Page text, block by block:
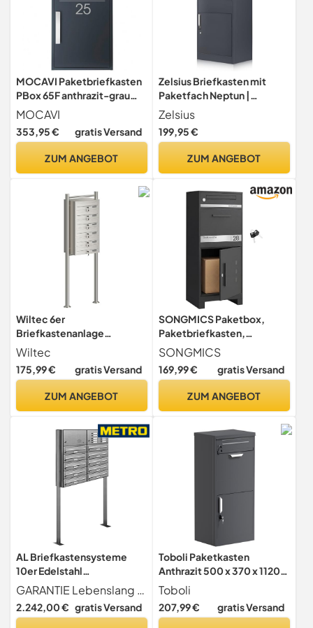
MOCAVI Paketbriefkasten
PBox 65F anthrazit-grau
matt mit Personalisierung
Name und Hausnummer
Design-Paketkasten
Standbriefkasten Paketbox
7016 freihstehend
MOCAVI
353,95 € gratis Versand
ZUM ANGEBOT
Zelsius Briefkasten mit
Paketfach Neptun |
pulverbeschichteter Stahl
mit Edelstahl Elementen |
RAL7016 Anthrazit |
Bodenmontage |
Paketbox, Parcel Box
Zelsius
199,95 €
ZUM ANGEBOT
Wiltec 6er
Briefkastenanlage
Edelstahl 556 x 270 x 1500
mm, Standbriefkasten mit 6
Fächern, Schlüssel und
Postkasten mit Ständer
Wiltec
175,99 € gratis Versand
ZUM ANGEBOT
SONGMICS Paketbox,
Paketbriefkasten,
Briefkasten mit Paketfach,
personalisiert,
lasergraviertes
Hausnummernschild,
2 Schlüssel, Stahl, schwarz
GMB091B02
SONGMICS
169,99 € gratis Versand
ZUM ANGEBOT
AL Briefkastensysteme
10er Edelstahl
Standbriefkasten mit
Klingel rostfrei als 10 Fach
Briefkastenanlage in
GARANTIE Lebenslang gegen Durchrostung Liefergarantie für Ersatzteile und Zubehör + entspricht Europäischer Postnorm DIN 13724
2.242,00 € gratis Versand
Toboli Paketkasten
Anthrazit 500 x 370 x 1120
mm, Paketbox Zuhause,
Private Paketannahme
passend für Pakete und
Toboli
207,99 € gratis Versand